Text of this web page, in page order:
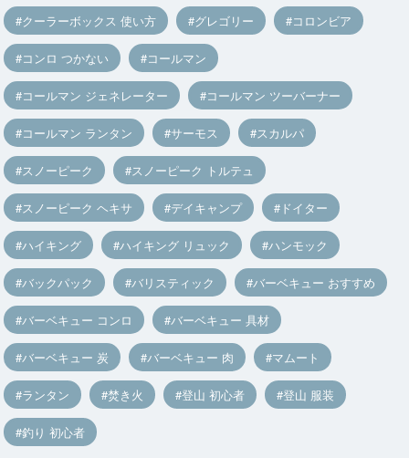
クーラーボックス 使い方 グレゴリー コロンビア
コンロ つかない コールマン
コールマン ジェネレーター コールマン ツーバーナー
コールマン ランタン サーモス スカルパ
スノーピーク スノーピーク トルテュ
スノーピーク ヘキサ デイキャンプ ドイター
ハイキング ハイキング リュック ハンモック
バックパック バリスティック バーベキュー おすすめ
バーベキュー コンロ バーベキュー 具材
バーベキュー 炭 バーベキュー 肉 マムート
ランタン 焚き火 登山 初心者 登山 服装
釣り 初心者